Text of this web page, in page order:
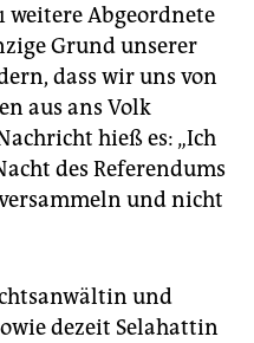
weitere Abgeordnete
Grund unserer
dass wir uns von
aus ans Volk
hieß es: „Ich
des Referendums
und nicht
und
dezeit Selahattin